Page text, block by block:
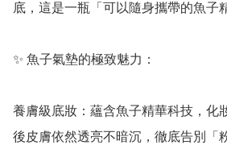
底，這是一瓶「可以隨身攜帶的魚子
✨ 魚子氣墊的極致魅力：
養膚級底妝：蘊含魚子精華科技，化
後皮膚依然透亮不暗沉，徹底告別「